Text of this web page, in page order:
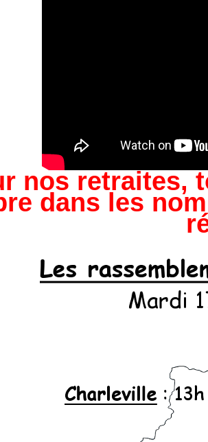
nos retraites,
dans les